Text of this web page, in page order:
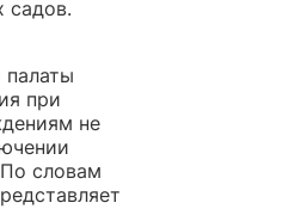
садов.
при
не
словам